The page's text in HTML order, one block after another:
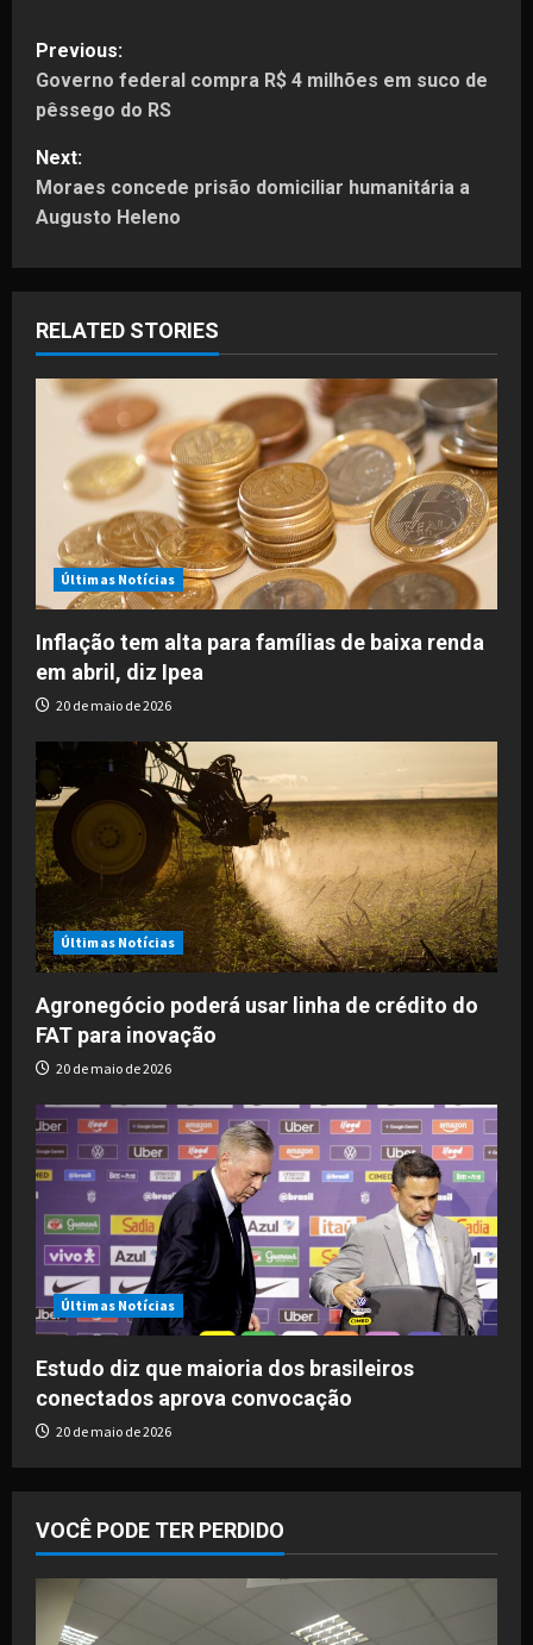
P
o
s
t
a
v
i
o
n
Previous:
Governo federal compra R$ 4 milhões em suco de
pêssego do RS
Next:
Moraes concede prisão domiciliar humanitária a
Augusto Heleno
RELATED STORIES
Últimas Notícias
Inflação tem alta para famílias de baixa renda
em abril, diz Ipea
20 de maio de 2026
Últimas Notícias
Agronegócio poderá usar linha de crédito do
FAT para inovação
20 de maio de 2026
Últimas Notícias
Estudo diz que maioria dos brasileiros
conectados aprova convocação
20 de maio de 2026
VOCÊ PODE TER PERDIDO